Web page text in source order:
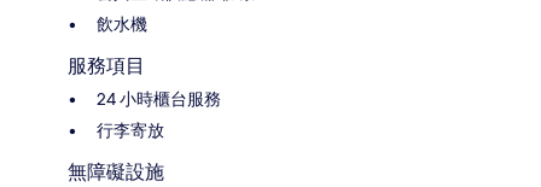
飲水機
服務項目
24 小時櫃台服務
行李寄放
無障礙設施